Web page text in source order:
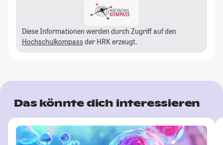
Diese Informationen werden durch Zugriff auf den
Hochschulkompass der HRK erzeugt.
Das könnte dich interessieren